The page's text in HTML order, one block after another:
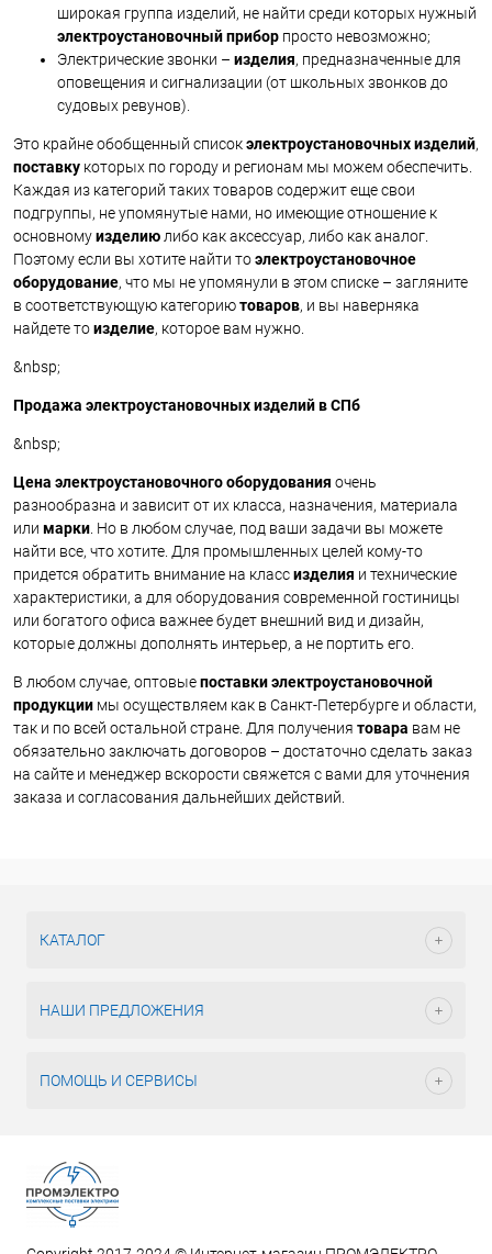
широкая группа изделий, не найти среди которых нужный
электроустановочныйприбор просто невозможно;
Электрические звонки – изделия, предназначенные для
оповещения и сигнализации (от школьных звонков до
судовых ревунов).
Это крайне обобщенный списокэлектроустановочных изделий,
поставку которых по городу и регионам мы можем обеспечить.
Каждая из категорий таких товаров содержит еще свои
подгруппы, не упомянутые нами, но имеющие отношение к
основномуизделию либо как аксессуар, либо как аналог.
Поэтому если вы хотите найти тоэлектроустановочное
оборудование, что мы не упомянули в этом списке – загляните
в соответствующую категориютоваров, и вы наверняка
найдете тоизделие, которое вам нужно.
&nbsp;
Продажа электроустановочных изделий в СПб
&nbsp;
Цена электроустановочного оборудования очень
разнообразна и зависит от их класса, назначения, материала
или марки . Но в любом случае, под ваши задачи вы можете
найти все, что хотите. Для промышленных целей кому-то
придется обратить внимание на классизделия и технические
характеристики, а для оборудования современной гостиницы
или богатого офиса важнее будет внешний вид и дизайн,
которые должны дополнять интерьер, а не портить его.
В любом случае, оптовыепоставки электроустановочной
продукции мы осуществляем как в Санкт-Петербурге и области,
так и по всей остальной стране. Для получения товара вам не
обязательно заключать договоров – достаточно сделать заказ
на сайте и менеджер вскорости свяжется с вами для уточнения
заказа и согласования дальнейших действий.
КАТАЛОГ
НАШИ ПРЕДЛОЖЕНИЯ
ПОМОЩЬ И СЕРВИСЫ